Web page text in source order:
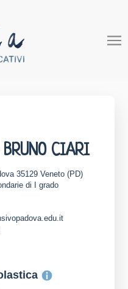
CIARI
35129 Veneto (PD)
di I grado